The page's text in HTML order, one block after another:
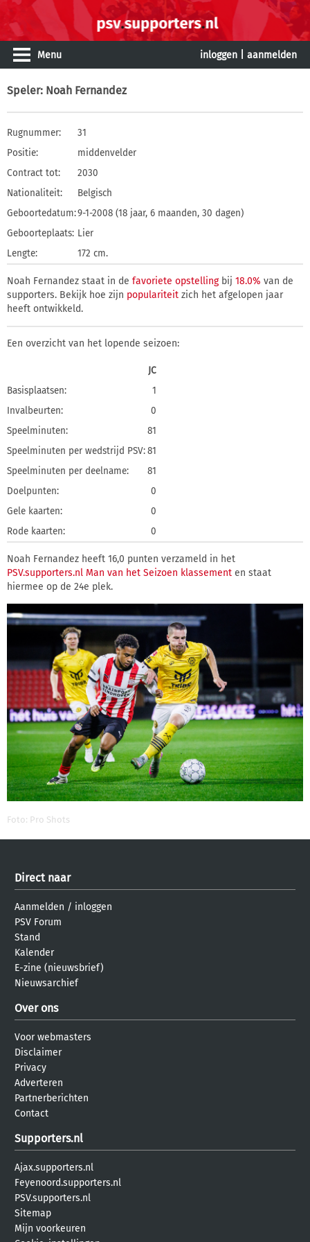
Menu inloggen aanmelden
Speler: Noah Fernandez
Rugnummer:
31
Positie:
middenvelder
Contract tot:
2030
Nationaliteit:
Belgisch
Geboortedatum:9-1-2008 (18 jaar, 6 maanden, 30 dagen)
Geboorteplaats: Lier
Lengte:
172 cm.
Noah Fernandez staat in de favoriete opstellingbij 18.0% van de
supporters. Bekijk hoe zijn populariteit zich het afgelopen jaar
heeft ontwikkeld.
Een overzicht van het lopende seizoen:
JC
Basisplaatsen:
1
Invalbeurten:
0
Speelminuten:
81
Speelminuten per wedstrijd PSV:81
Speelminuten per deelname:
81
Doelpunten:
0
Gele kaarten:
0
Rode kaarten:
0
Noah Fernandez heeft 16,0 punten verzameld in het
PSV.supporters.nl Man van het Seizoen klassement en staat
hiermee op de 24e plek.
Foto: Pro Shots
Direct naar
Aanmelden / inloggen
PSV Forum
Stand
Kalender
E-zine (nieuwsbrief)
Nieuwsarchief
Over ons
Voor webmasters
Disclaimer
Privacy
Adverteren
Partnerberichten
Contact
Supporters.nl
Ajax.supporters.nl
Feyenoord.supporters.nl
PSV.supporters.nl
Sitemap
Mijn voorkeuren